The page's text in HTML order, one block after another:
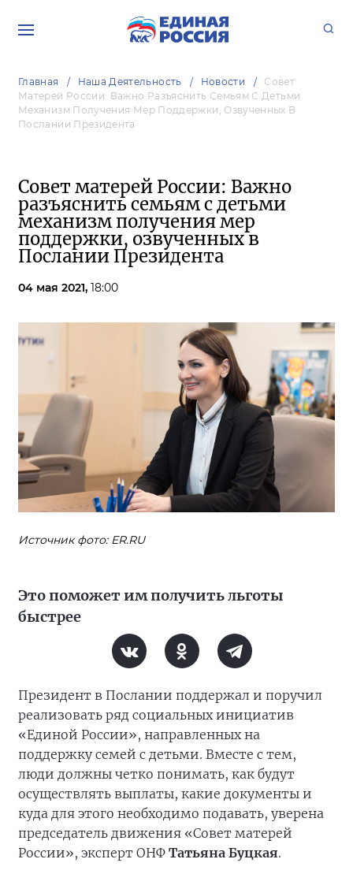
Главная Наша Деятельность Новости
Совет
Матерей России: Важно Разъяснить Семьям С Детьми
Механизм Получения Мер Поддержки, Озвученных В
Послании Президента
Совет матерей России: Важно
разъяснить семьям с детьми
механизм получения мер
поддержки, озвученных в
Послании Президента
04 мая 2021, 18:00
Источник фото: ER.RU
Это поможет им получить льготы
быстрее
Президент в Послании поддержал и поручил
реализовать ряд социальных инициатив
«Единой России», направленных на
поддержку семей с детьми. Вместе с тем,
люди должны четко понимать, как будут
осуществлять выплаты, какие документы и
куда для этого необходимо подавать, уверена
председатель движения «Совет матерей
России», эксперт ОНФ Татьяна Буцкая.